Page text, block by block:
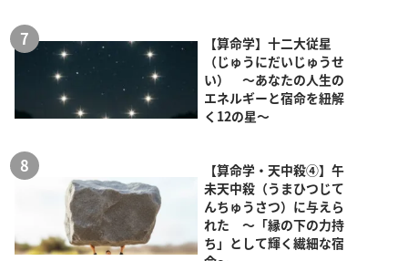
【算命学】十二大従星
（じゅうにだいじゅうせ
い） ～あなたの人生の
エネルギーと宿命を紐解
く12の星～
【算命学・天中殺④】午
未天中殺（うまひつじて
んちゅうさつ）に与えら
れた ～「縁の下の力持
ち」として輝く繊細な宿